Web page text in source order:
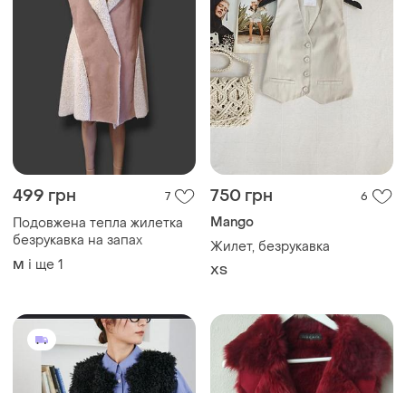
499 грн 7
Подовжена тепла жилетка
безрукавка на запах
M і ще 1
750 грн 6
Mango
Жилет, безрукавка
ХS